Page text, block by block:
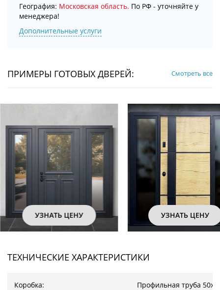
География: Московская область. По РФ - уточняйте у
менеджера!
Дополнительные услуги
ПРИМЕРЫ ГОТОВЫХ ДВЕРЕЙ: Смотреть все
УЗНАТЬ ЦЕНУ УЗНАТЬ
ТЕХНИЧЕСКИЕ ХАРАКТЕРИСТИКИ
Коробка: Профильная труба